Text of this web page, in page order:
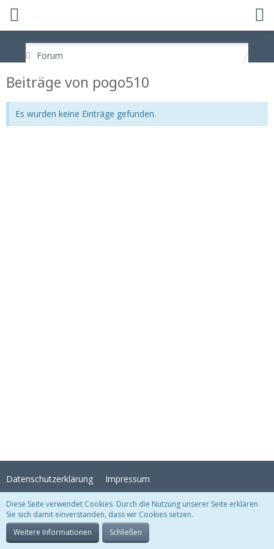
Forum
Beiträge von pogo510
Es wurden keine Einträge gefunden.
Datenschutzerklärung Impressum
Stil:Crystal Temptation , erstellt vonKittMedia
Community-Software:
Diese Seite verwendet Cookies. Durch die Nutzung unserer Seite erklären
Sie sich damit einverstanden, dass wir Cookies setzen.
Weitere Informationen
Schließen